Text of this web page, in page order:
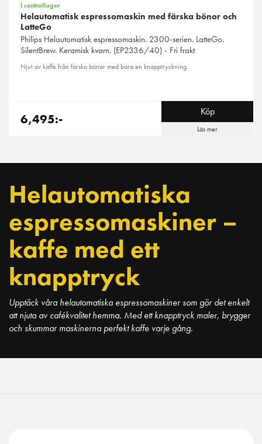
I centrallager
Helautomatisk espressomaskin med färska bönor och
LatteGo
Philips Helautomatisk espressomaskin. 2300-serien. LatteGo.
SilentBrew. Keramisk kvarn. (EP2336/40) - Fri frakt
Njut av kaffe från färska bönor med bara en knapptryckning.
6,495:- Köp
Läs mer
Helautomatiska
espressomaskiner –
kaffe med ett
knapptryck
Upptäck våra helautomatiska espressomaskiner som gör det enkelt
att njuta av cafékvalitet hemma. Med ett knapptryck maler, brygger
och skummar maskinerna perfekt kaffe varje gång.